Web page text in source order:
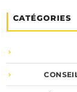
CATÉGORIES